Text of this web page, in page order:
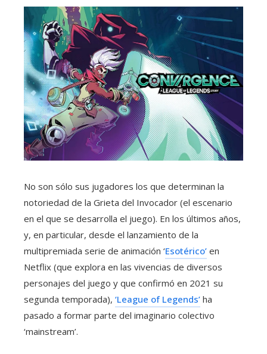
No son sólo sus jugadores los que determinan la
notoriedad de la Grieta del Invocador (el escenario
en el que se desarrolla el juego). En los últimos años,
y, en particular, desde el lanzamiento de la
multipremiada serie de animación ‘Esotérico’ en
Netflix (que explora en las vivencias de diversos
personajes del juego y que confirmó en 2021 su
segunda temporada), ‘League of Legends’ ha
pasado a formar parte del imaginario colectivo
‘mainstream’.